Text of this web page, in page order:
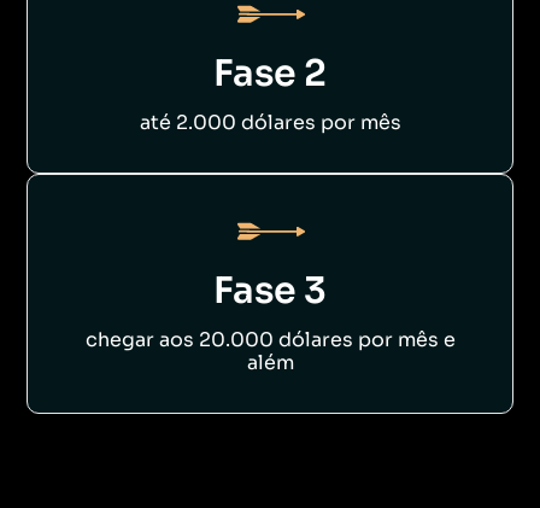
Fase 2
até 2.000 dólares por mês
Fase 3
chegar aos 20.000 dólares por mês e
além